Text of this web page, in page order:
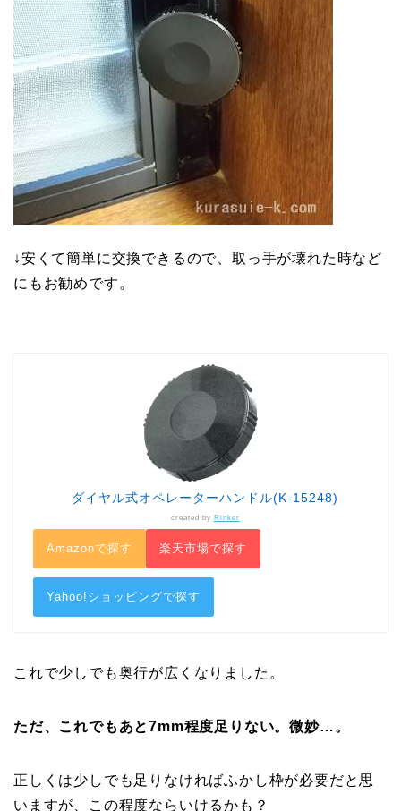
↓安くて簡単に交換できるので、取っ手が壊れた時など
にもお勧めです。
ダイヤル式オペレーターハンドル(K-15248)
created by Rinker
Amazonで探す 楽天市場で探す
Yahoo!ショッピングで探す
これで少しでも奥行が広くなりました。
ただ、これでもあと7mm程度足りない。微妙…。
正しくは少しでも足りなければふかし枠が必要だと思
いますが、この程度ならいけるかも？